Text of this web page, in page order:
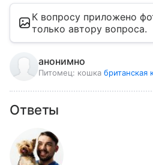
К вопросу приложено
только автору вопроса.
анонимно
Питомец: кошка британская
Ответы